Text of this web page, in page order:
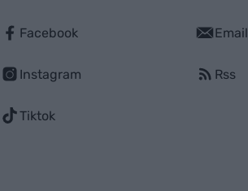
Facebook
Instagram
Tiktok
Email
Rss